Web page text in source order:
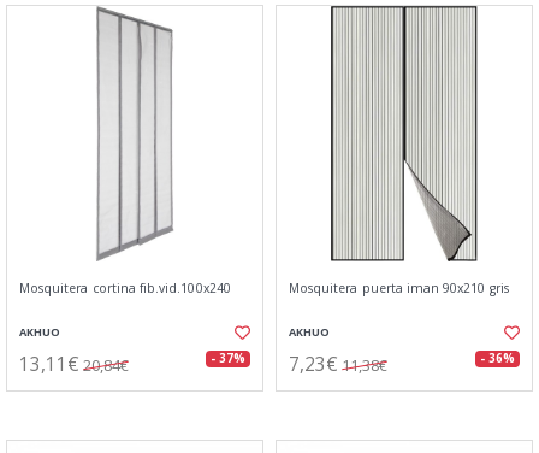
Mosquitera cortina fib.vid.100x240
AKHUO
13,11€ 20,84€ - 37%
Mosquitera puerta iman 90x210 gris
AKHUO
7,23€ 11,38€ - 36%